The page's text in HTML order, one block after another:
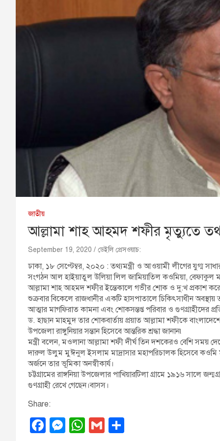
জাতীয়
আল্লামা শাহ আহমদ শফীর মৃত্যুতে
September 19, 2020 ডেইলি প্রেসওয়াচ:
ঢাকা, ১৮ সেপ্টেম্বর, ২০২০ : তথ্যমন্ত্রী ও আওয়ামী লীগের যুগ্ম
সংগঠন আল হাইয়াতুল উলিয়া লিল জামিয়াতিল কওমিয়া, বেফাকুল
আল্লামা শাহ আহমদ শফীর ইন্তেকালে গভীর শোক ও দু:খ প্রকাশ
শুক্রবার বিকেলে রাজধানীর একটি হাসপাতালে চিকিৎসাধীন
আত্মার মাগফিরাত কামনা এবং শোকসন্তপ্ত পরিবার ও গুণগ্রাহীদের
ড. হাছান মাহমুদ তার শোকবার্তায় প্রয়াত আল্লামা শফীকে
উপজেলা রাঙ্গুনিয়ার সন্তান হিসেবে আন্তরিক শ্রদ্ধা জানান৷
মন্ত্রী বলেন, মওলানা আল্লামা শফী দীর্ঘ তিন দশকেরও বেশি সময়
দারুল উলুম মুঈনুল ইসলাম মাদ্রাসার মহাপরিচালক হিসেবে কওমি
অর্জনে তার ভূমিকা অনস্বীকার্য।
চট্টগ্রামের রাঙ্গনিয়া উপজেলার পাখিয়ারটিলা গ্রামে ১৯১৬
গুণগ্রাহী রেখে গেছেন।বাসস।
Share:
F
M W G